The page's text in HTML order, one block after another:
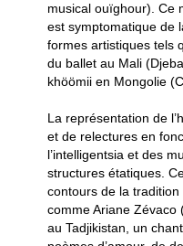
musical ouïghour). Ce
est symptomatique de
formes artistiques tels
du ballet au Mali
khöömii en Mongolie
La représentation de
et de relectures en
l’intelligentsia et des
structures étatiques.
contours de la
comme Ariane Zévaco
au Tadjikistan, un